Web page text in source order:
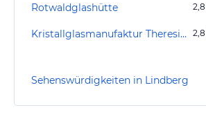
Rotwaldglashütte 2,8
Kristallglasmanufaktur Theresienthal 2,8
Sehenswürdigkeiten in Lindberg